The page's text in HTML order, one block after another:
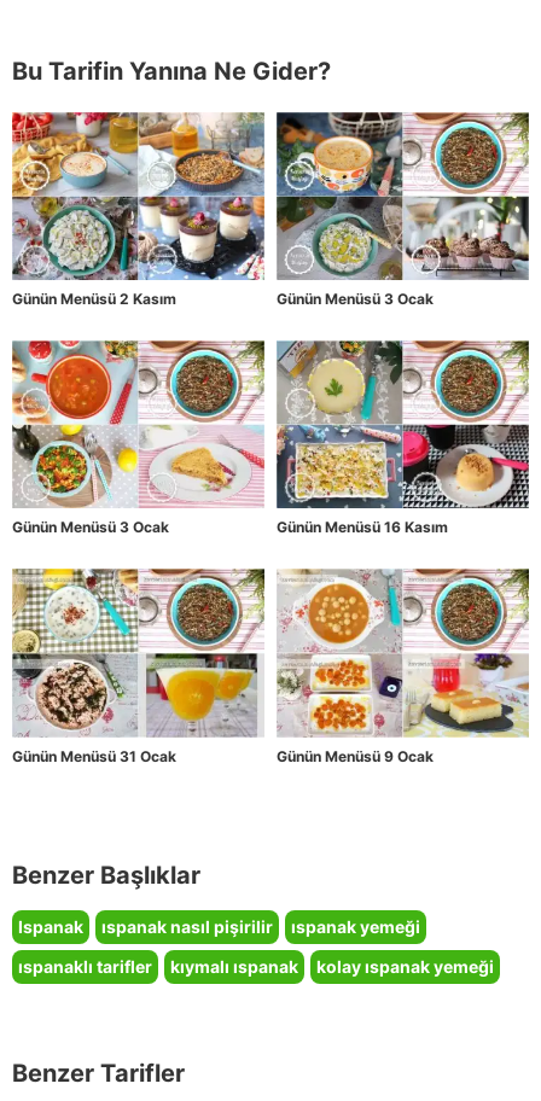
Bu Tarifin Yanına Ne Gider?
Günün Menüsü 2 Kasım Günün Menüsü 3 Ocak
Günün Menüsü 3 Ocak Günün Menüsü 16 Kasım
Günün Menüsü 31 Ocak Günün Menüsü 9 Ocak
Benzer Başlıklar
Ispanak ıspanak nasıl pişirilir
ıspanak yemeği
ıspanaklı tarifler
kıymalı ıspanak kolay ıspanak yemeği
Benzer Tarifler